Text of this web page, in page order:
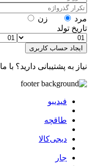
مرد
زن
تاریخ تولد
ایجاد حساب کاربری
نیاز به پشتیبانی دارید؟ با ما
فیدیبو
طاقچه
دیجی‌کالا
جار